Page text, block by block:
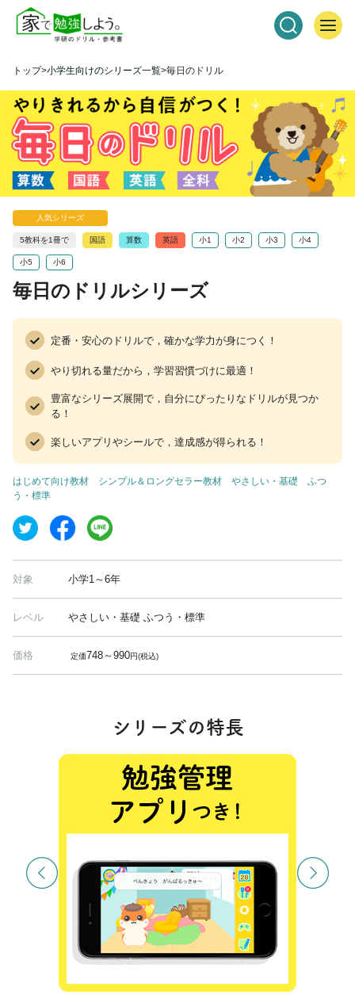
トップ 小学生向けのシリーズ一覧 毎日のドリル
人気シリーズ
5教科を1冊で 国語 算数 英語 小1 小2 小3 小4
小5 小6
毎日のドリルシリーズ
定番・安心のドリルで，確かな学力が身につく！
やり切れる量だから，学習習慣づけに最適！
豊富なシリーズ展開で，自分にぴったりなドリルが見つか
る！
楽しいアプリやシールで，達成感が得られる！
はじめて向け教材 シンプル＆ロングセラー教材 やさしい・基礎
ふつ
う・標準
対象 小学1～6年
レベル やさしい・基礎 ふつう・標準
価格 定価748～990円(税込)
シリーズの特長